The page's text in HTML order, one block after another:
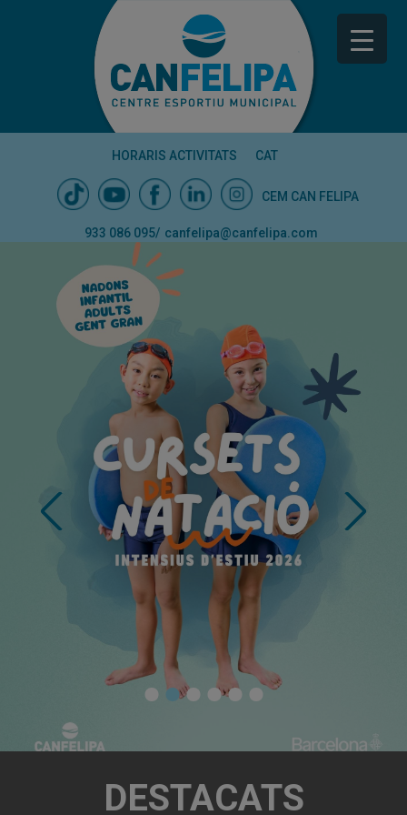
HORARIS ACTIVITATS CAT
CEM CAN FELIPA
933 086 095/ canfelipa@canfelipa.com
DESTACATS